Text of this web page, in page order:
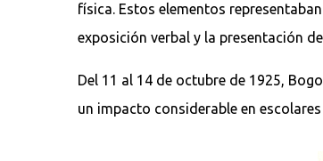
física. Estos elementos
exposición verbal y la presentación
Del 11 al 14 de octubre de 1925,
un impacto considerable en